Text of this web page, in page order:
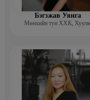
Бэгзжав Уянга
Мөнхийн тун ХХК,